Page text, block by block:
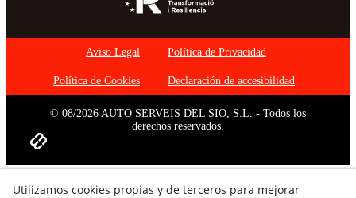
Aviso Legal Política de Privacidad
Política de Cookies Declaración de accesibilidad
© 08/2026 AUTO SERVEIS DEL SIO, S.L. - Todos los
derechos reservados.
Utilizamos cookies propias y de terceros para mejorar